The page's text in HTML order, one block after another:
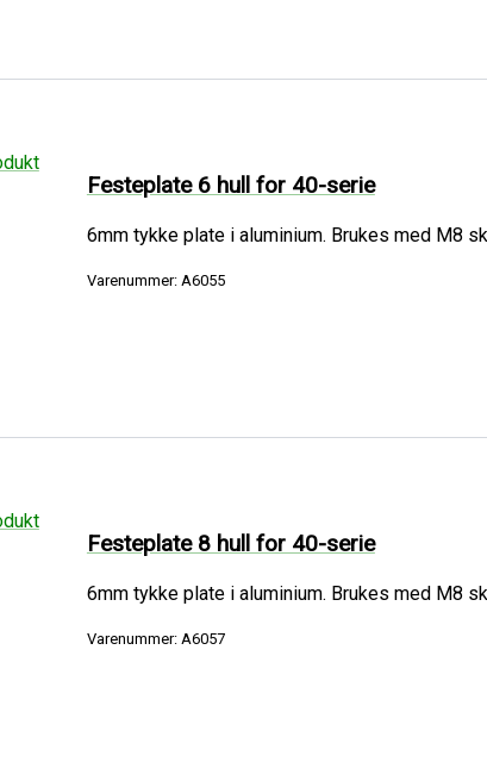
Festeplate 6 hull for 40-serie
6mm tykke plate i aluminium. Brukes med M8
Varenummer: A6055
Festeplate 8 hull for 40-serie
6mm tykke plate i aluminium. Brukes med M8
Varenummer: A6057